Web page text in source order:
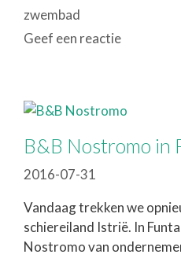
zwembad
Geef een reactie
B&B Nostromo in
2016-07-31
Vandaag trekken we
schiereiland Istrië. In
Nostromo van